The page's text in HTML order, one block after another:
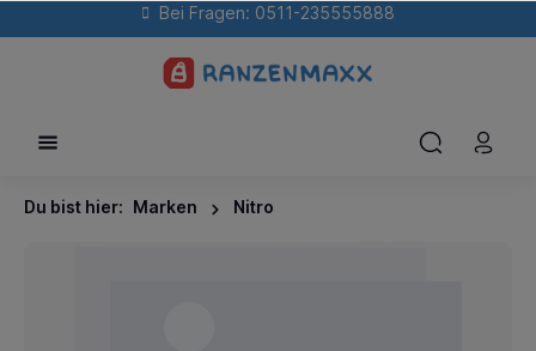
Bei Fragen: 0511-235555888
Du bist hier: Marken Nitro